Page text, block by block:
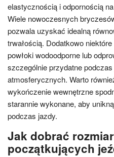
elastycznością i odpornością
Wiele nowoczesnych
pozwala uzyskać idealną
trwałością. Dodatkowo
powłoki wodoodporne lub
szczególnie przydatne
atmosferycznych. Warto
wykończenie wewnętrzne
starannie wykonane, aby
podczas jazdy.
Jak dobrać
początkujących